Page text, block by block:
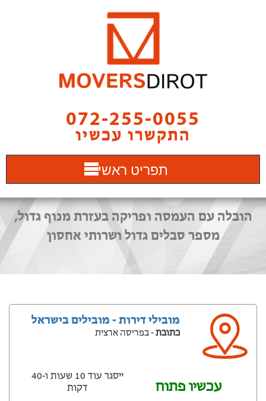
072-255-0055
התקשרו עכשיו
תפריט ראשי
הובלה עם העמסה ופריקה בעזרת מנוף גדול,
מספר סבלים גדול ושרותי אחסון
מובילי דירות - מובילים בישראל
כתובת- בפריסה ארצית
עכשיו פתוח
ייסגר עוד 10 שעות ‫ו-40
דקות